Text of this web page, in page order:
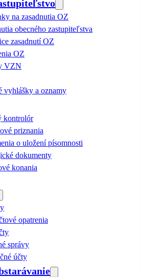
na zasadnutia OZ
obecného zastupiteľstva
zasadnutí OZ
OZ
VZN
vyhlášky a oznamy
kontrolór
priznania
o uložení písomnosti
dokumenty
konania
opatrenia
správy
účty